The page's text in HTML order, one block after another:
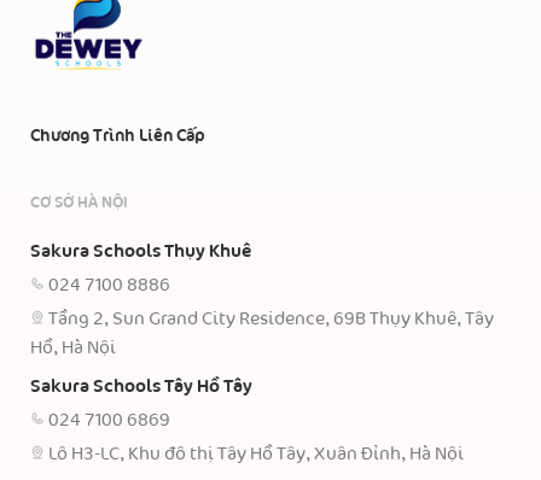
Chương Trình Liên Cấp
CƠ SỞ HÀ NỘI
Sakura Schools Thụy Khuê
024 7100 8886
Tầng 2, Sun Grand City Residence, 69B Thụy Khuê, Tây
Hồ, Hà Nội
Sakura Schools Tây Hồ Tây
024 7100 6869
Lô H3-LC, Khu đô thị Tây Hồ Tây, Xuân Đỉnh, Hà Nội